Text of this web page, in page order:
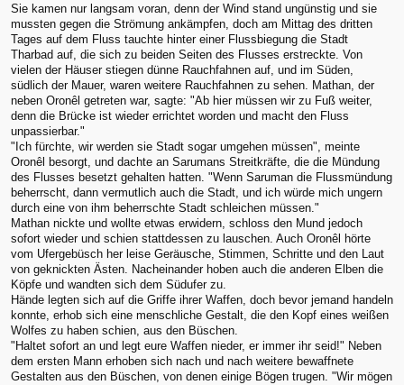
Sie kamen nur langsam voran, denn der Wind stand ungünstig und sie
mussten gegen die Strömung ankämpfen, doch am Mittag des dritten
Tages auf dem Fluss tauchte hinter einer Flussbiegung die Stadt
Tharbad auf, die sich zu beiden Seiten des Flusses erstreckte. Von
vielen der Häuser stiegen dünne Rauchfahnen auf, und im Süden,
südlich der Mauer, waren weitere Rauchfahnen zu sehen. Mathan, der
neben Oronêl getreten war, sagte: "Ab hier müssen wir zu Fuß weiter,
denn die Brücke ist wieder errichtet worden und macht den Fluss
unpassierbar."
"Ich fürchte, wir werden sie Stadt sogar umgehen müssen", meinte
Oronêl besorgt, und dachte an Sarumans Streitkräfte, die die Mündung
des Flusses besetzt gehalten hatten. "Wenn Saruman die Flussmündung
beherrscht, dann vermutlich auch die Stadt, und ich würde mich ungern
durch eine von ihm beherrschte Stadt schleichen müssen."
Mathan nickte und wollte etwas erwidern, schloss den Mund jedoch
sofort wieder und schien stattdessen zu lauschen. Auch Oronêl hörte
vom Ufergebüsch her leise Geräusche, Stimmen, Schritte und den Laut
von geknickten Ästen. Nacheinander hoben auch die anderen Elben die
Köpfe und wandten sich dem Südufer zu.
Hände legten sich auf die Griffe ihrer Waffen, doch bevor jemand handeln
konnte, erhob sich eine menschliche Gestalt, die den Kopf eines weißen
Wolfes zu haben schien, aus den Büschen.
"Haltet sofort an und legt eure Waffen nieder, er immer ihr seid!" Neben
dem ersten Mann erhoben sich nach und nach weitere bewaffnete
Gestalten aus den Büschen, von denen einige Bögen trugen. "Wir mögen